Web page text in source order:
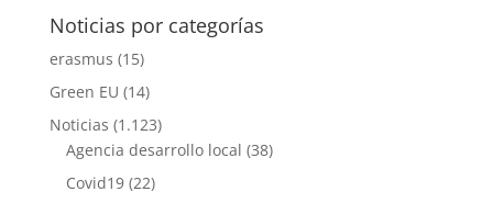
Noticias por categorías
erasmus (15)
Green EU (14)
Noticias (1.123)
Agencia desarrollo local (38)
Covid19(22)